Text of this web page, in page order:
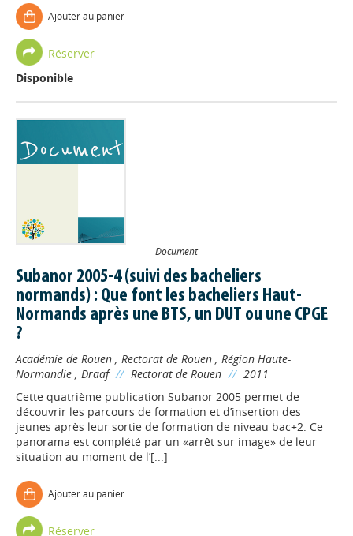
Ajouter au panier
Réserver
Disponible
Document
Subanor 2005-4 (suivi des bacheliers
normands) : Que font les bacheliers Haut-
Normands après une BTS, un DUT ou une CPGE
?
Académie de Rouen ; Rectorat de Rouen ; Région Haute-
Normandie ; Draaf // Rectorat de Rouen // 2011
Cette quatrième publication Subanor 2005 permet de
découvrir les parcours de formation et d’insertion des
jeunes après leur sortie de formation de niveau bac+2. Ce
panorama est complété par un «arrêt sur image» de leur
situation au moment de l’[...]
Ajouter au panier
Réserver